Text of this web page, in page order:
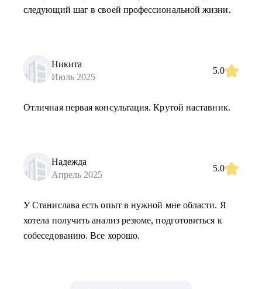
следующий шаг в своей профессиональной жизни.
Никита
Июль 2025
5.0
Отличная первая консультация. Крутой наставник.
Надежда
Апрель 2025
5.0
У Станислава есть опыт в нужной мне области. Я
хотела получить анализ резюме, подготовиться к
собеседованию. Все хорошо.